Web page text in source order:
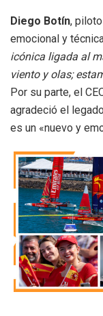
Diego Botín,
emocional y
icónica ligada al
viento y olas;
Por su parte, el
agradeció el
es un «nuevo y